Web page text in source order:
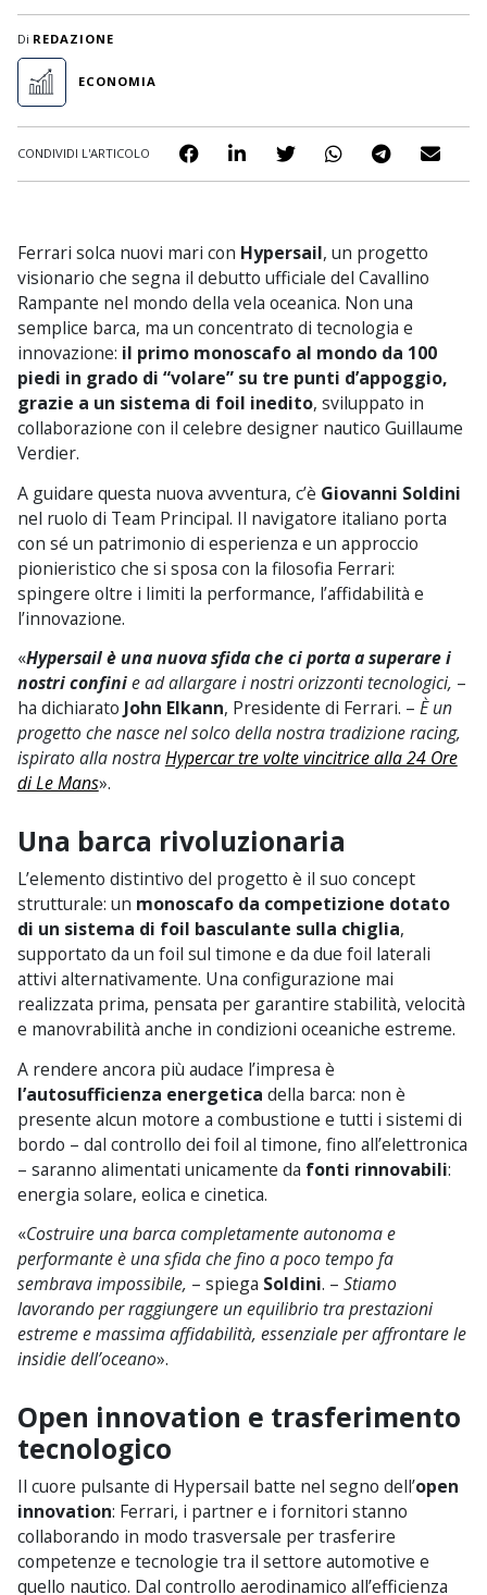
Di REDAZIONE
ECONOMIA
CONDIVIDI L'ARTICOLO
Ferrari solca nuovi mari con Hypersail, un progetto
visionario che segna il debutto ufficiale del Cavallino
Rampante nel mondo della vela oceanica. Non una
semplice barca, ma un concentrato di tecnologia e
innovazione: il primo monoscafo al mondo da 100
piedi in grado di “volare” su tre punti d’appoggio,
grazie a un sistema di foil inedito, sviluppato in
collaborazione con il celebre designer nautico Guillaume
Verdier.
A guidare questa nuova avventura, c’è Giovanni Soldini
nel ruolo di Team Principal. Il navigatore italiano porta
con sé un patrimonio di esperienza e un approccio
pionieristico che si sposa con la filosofia Ferrari:
spingere oltre i limiti la performance, l’affidabilità e
l’innovazione.
«Hypersail è una nuova sfida che ci porta a superare i
nostri confinie ad allargare i nostri orizzonti tecnologici, –
ha dichiarato John Elkann, Presidente di Ferrari. – È un
progetto che nasce nel solco della nostra tradizione racing,
ispirato alla nostraHypercar tre volte vincitrice alla 24 Ore
di Le Mans».
Una barca rivoluzionaria
L’elemento distintivo del progetto è il suo concept
strutturale: un monoscafo da competizione dotato
di un sistema di foil basculante sulla chiglia,
supportato da un foil sul timone e da due foil laterali
attivi alternativamente. Una configurazione mai
realizzata prima, pensata per garantire stabilità, velocità
e manovrabilità anche in condizioni oceaniche estreme.
A rendere ancora più audace l’impresa è
l’autosufficienza energetica della barca: non è
presente alcun motore a combustione e tutti i sistemi di
bordo – dal controllo dei foil al timone, fino all’elettronica
– saranno alimentati unicamente da fonti rinnovabili:
energia solare, eolica e cinetica.
«Costruire una barca completamente autonoma e
performante è una sfida che fino a poco tempo fa
sembrava impossibile, – spiega Soldini. – Stiamo
lavorando per raggiungere un equilibrio tra prestazioni
estreme e massima affidabilità, essenziale per affrontare le
insidie dell’oceano».
Open innovation e trasferimento
tecnologico
Il cuore pulsante di Hypersail batte nel segno dell’open
innovation: Ferrari, i partner e i fornitori stanno
collaborando in modo trasversale per trasferire
competenze e tecnologie tra il settore automotive e
quello nautico. Dal controllo aerodinamico all’efficienza